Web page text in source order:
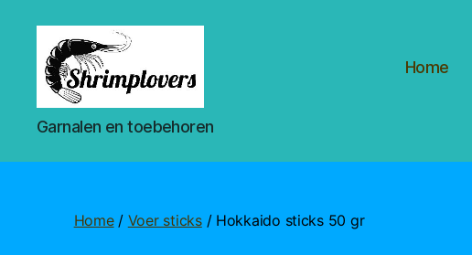
Shrimplovers
Garnalen en toebehoren
Home
Home/ Voer sticks/ Hokkaido sticks 50 gr